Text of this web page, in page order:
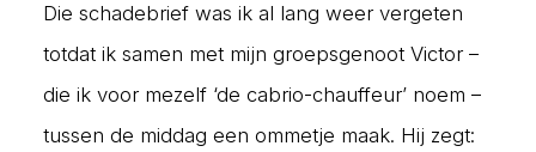
Die schadebrief was ik al lang weer vergeten
totdat ik samen met mijn groepsgenoot Victor –
die ik voor mezelf ‘de cabrio-chauffeur’ noem –
tussen de middag een ommetje maak. Hij zegt: